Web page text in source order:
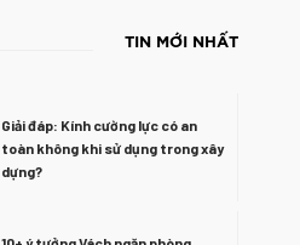
TIN MỚI NHẤT
Giải đáp: Kính cường lực có an
toàn không khi sử dụng trong xây
dựng?